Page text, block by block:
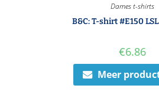
Dames t-shirts
B&C: T-shirt #E150
€6.86
Meer